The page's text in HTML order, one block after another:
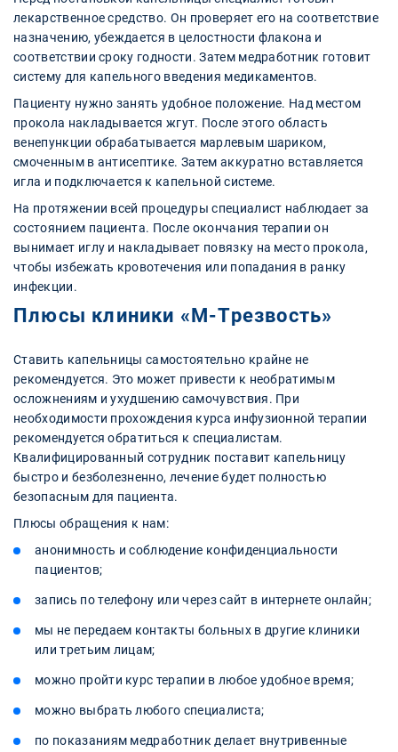
лекарственное средство. Он проверяет его на соответствие
назначению, убеждается в целостности флакона и
соответствии сроку годности. Затем медработник готовит
систему для капельного введения медикаментов.
Пациенту нужно занять удобное положение. Над местом
прокола накладывается жгут. После этого область
венепункции обрабатывается марлевым шариком,
смоченным в антисептике. Затем аккуратно вставляется
игла и подключается к капельной системе.
На протяжении всей процедуры специалист наблюдает за
состоянием пациента. После окончания терапии он
вынимает иглу и накладывает повязку на место прокола,
чтобы избежать кровотечения или попадания в ранку
инфекции.
Плюсы клиники «‎М-Трезвость»
Ставить капельницы самостоятельно крайне не
рекомендуется. Это может привести к необратимым
осложнениям и ухудшению самочувствия. При
необходимости прохождения курса инфузионной терапии
рекомендуется обратиться к специалистам.
Квалифицированный сотрудник поставит капельницу
быстро и безболезненно, лечение будет полностью
безопасным для пациента.
Плюсы обращения к нам:
анонимность и соблюдение конфиденциальности
пациентов;
запись по телефону или через сайт в интернете онлайн;
мы не передаем контакты больных в другие клиники
или третьим лицам;
можно пройти курс терапии в любое удобное время;
можно выбрать любого специалиста;
по показаниям медработник делает внутривенные